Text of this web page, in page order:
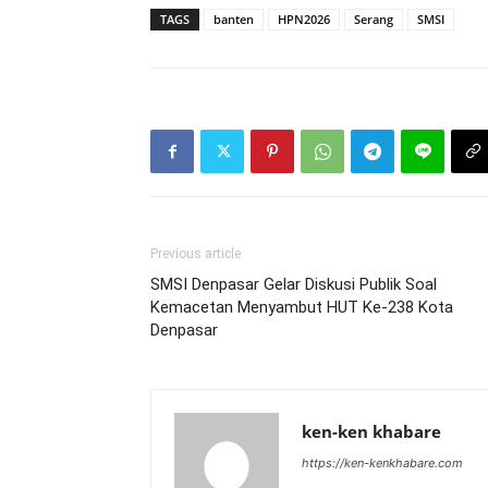
TAGS banten HPN2026 Serang SMSI
Previous article
SMSI Denpasar Gelar Diskusi Publik Soal
Kemacetan Menyambut HUT Ke-238 Kota
Denpasar
ken-ken khabare
https://ken-kenkhabare.com